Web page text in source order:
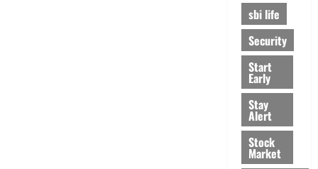
sbi life
Security
Start
Early
Stay
Alert
Stock
Market